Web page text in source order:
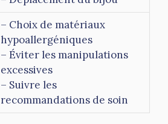
– Choix de matériaux
hypoallergéniques
– Éviter les manipulations
excessives
– Suivre les
recommandations de soin